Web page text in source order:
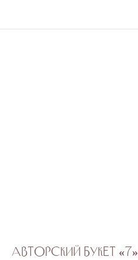
Авторский букет «7»